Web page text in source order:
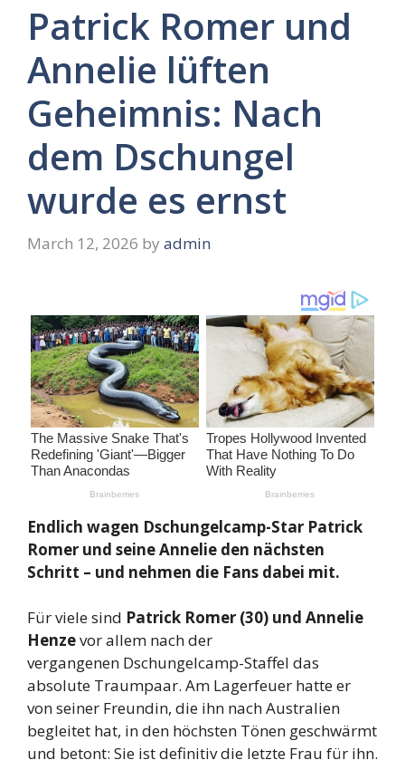
Patrick Romer und
Annelie lüften
Geheimnis: Nach
dem Dschungel
wurde es ernst
March 12, 2026 by admin
Endlich wagen Dschungelcamp-Star Patrick
Romer und seine Annelie den nächsten
Schritt – und nehmen die Fans dabei mit.
Für viele sind Patrick Romer (30) und Annelie
Henzevor allem nach der
vergangenen Dschungelcamp-Staffel das
absolute Traumpaar. Am Lagerfeuer hatte er
von seiner Freundin, die ihn nach Australien
begleitet hat, in den höchsten Tönen geschwärmt
und betont: Sie ist definitiv die letzte Frau für ihn.